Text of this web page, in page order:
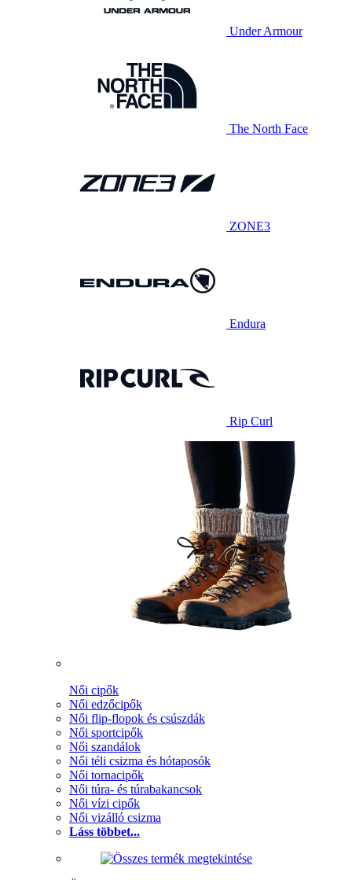
Under Armour
The North Face
ZONE3
Endura
Rip Curl
Női cipők
Női edzőcipők
Női flip-flopok és csúszdák
Női sportcipők
Női szandálok
Női téli csizma és hótaposók
Női tornacipők
Női túra- és túrabakancsok
Női vízi cipők
Női vizálló csizma
Láss többet...